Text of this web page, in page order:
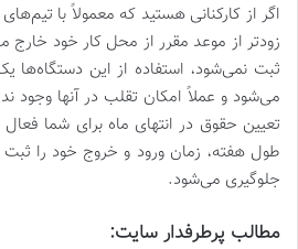
اگر از کارکنانی هستید که معمولاً با
زودتر از موعد مقرر از محل کار خود خارج
ثبت نمی‌شود، استفاده از این
می‌شود و عملاً امکان تقلب در آنها وجود
تعیین حقوق در انتهای ماه برای شما
طول هفته، زمان ورود و خروج خود را
جلوگیری می‌شود.
مطالب پرطرفدار سایت: